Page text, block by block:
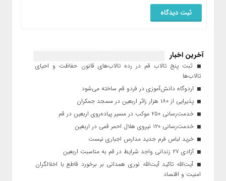
آخرین اخبار
ثبت پنج تالاب قم در رده تالاب‌های قانون حفاظت و احیای
تالاب‌ها
اردوگاه دانش‌آموزی در فردو قم ساخته می‌شود
پذیرایی از ۱۸۰ هزار زائر اربعین در مسجد جمکران
خدمت‌رسانی ۲۵۰ موکب در مسیر پیاده‌روی اربعین در قم
خدمت‌رسانی ۱۲۰ نیروی هلال احمر قمی در اربعین
خرید لباس فرم جدید مدارس اجباری نیست
آزادی ۲۷ زندانی واجد شرایط در قم به مناسبت اربعین
آیت‌الله تاکید آیت‌الله نوری همدانی بر برخورد قاطع با اخلالگران
امنیت و اقتصاد